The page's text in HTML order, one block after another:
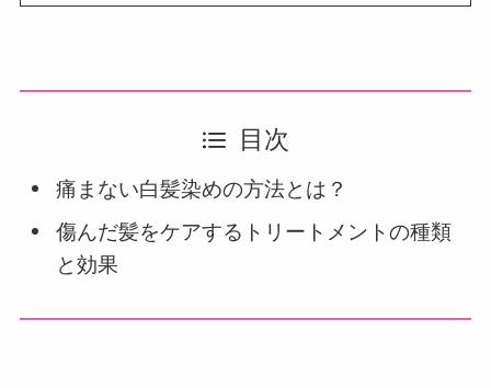
目次
痛まない白髪染めの方法とは？
傷んだ髪をケアするトリートメントの種類
と効果